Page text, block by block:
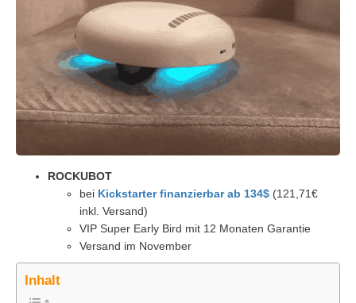
ROCKUBOT
bei Kickstarter finanzierbar ab 134$ (121,71€
inkl. Versand)
VIP Super Early Bird mit 12 Monaten Garantie
Versand im November
Inhalt